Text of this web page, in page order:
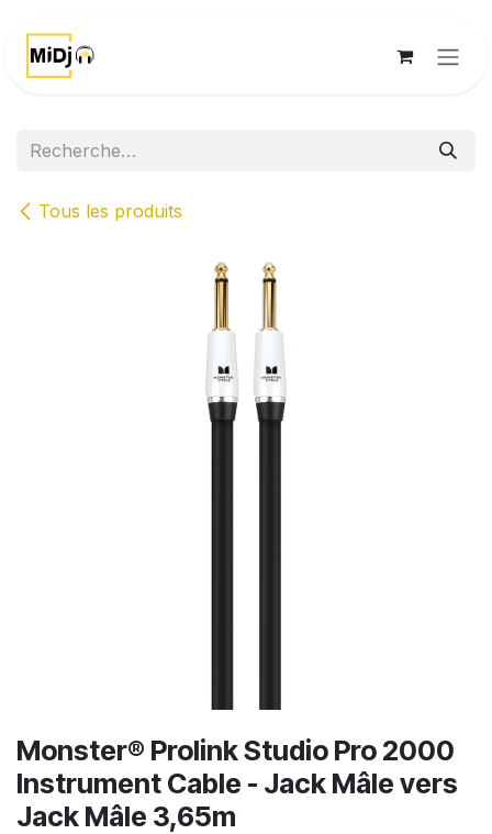
Tous les produits
Monster® Prolink Studio Pro 2000
Instrument Cable - Jack Mâle vers
Jack Mâle 3,65m